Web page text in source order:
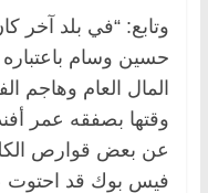
وتابع: “في بلد آخر
حسين وسام
المال العام وهاجم
وقتها بصفقه عمر
عن بعض قوارص
فيس بوك قد احتوت